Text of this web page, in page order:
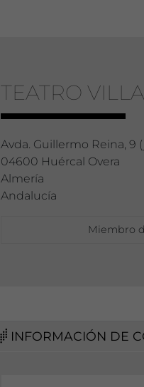
TEATRO
Avda. Guillermo Reina, 9
04600 Huércal Overa
Almería
Andalucía
Miembro
INFORMACIÓN DE